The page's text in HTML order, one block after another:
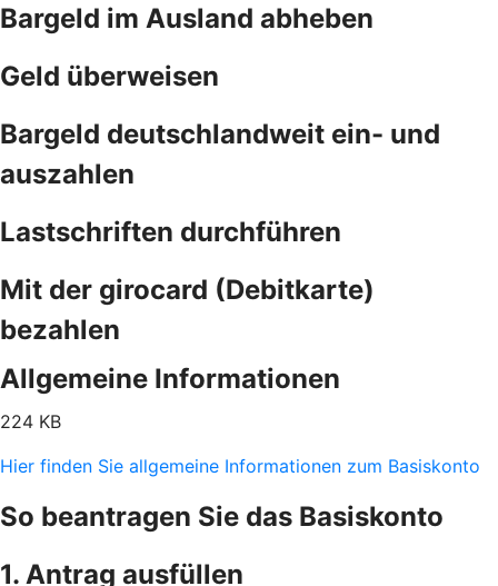
Bargeld im Ausland abheben
Geld überweisen
Bargeld deutschlandweit ein- und
auszahlen
Lastschriften durchführen
Mit der girocard (Debitkarte)
bezahlen
Allgemeine Informationen
224 KB
Hier finden Sie allgemeine Informationen zum Basiskonto
So beantragen Sie das Basiskonto
1. Antrag ausfüllen